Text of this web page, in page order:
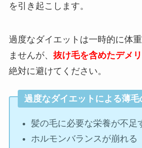
を引き起こします。
過度なダイエットは一時的に体
ませんが、 抜け毛を含めたデメ
絶対に避けてください。
過度なダイエットによる薄毛
髪の毛に必要な栄養が不足
ホルモンバランスが崩れる